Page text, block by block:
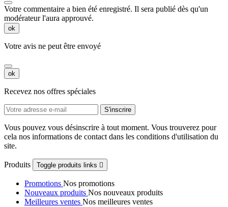
Votre commentaire a bien été enregistré. Il sera publié dès qu'un
modérateur l'aura approuvé.
ok
Votre avis ne peut être envoyé
ok
Recevez nos offres spéciales
Vous pouvez vous désinscrire à tout moment. Vous trouverez pour
cela nos informations de contact dans les conditions d'utilisation du
site.
Produits Toggle produits links 
Promotions Nos promotions
Nouveaux produits Nos nouveaux produits
Meilleures ventes Nos meilleures ventes